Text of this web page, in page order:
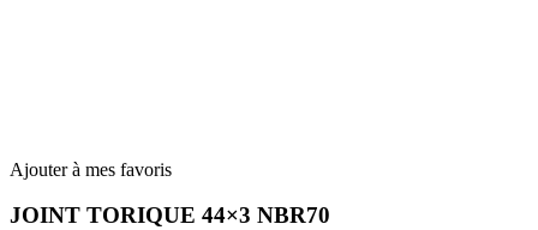
Ajouter à mes favoris
JOINT TORIQUE 44×3 NBR70